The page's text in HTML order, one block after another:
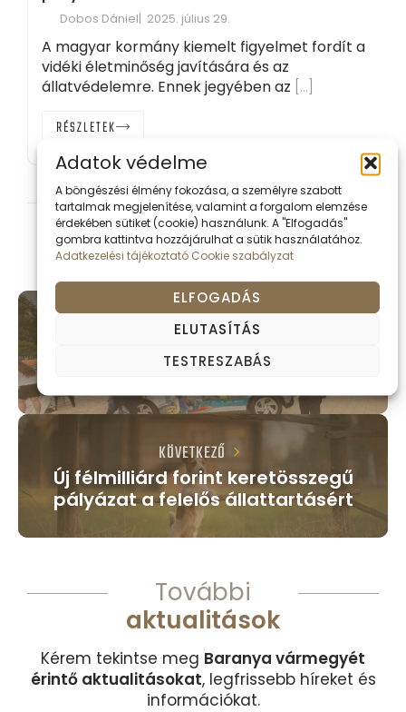
Adatok védelme
A böngészési élmény fokozása, a személyre szabott
tartalmak megjelenítése, valamint a forgalom elemzése
érdekében sütiket (cookie) használunk. A "Elfogadás"
gombra kattintva hozzájárulhat a sütik használatához.
Adatkezelési tájékoztató Cookie szabályzat
ELFOGADÁS
ELUTASÍTÁS
TESTRESZABÁS
Dobos Dániel 2025. július 29.
A magyar kormány kiemelt figyelmet fordít a
vidéki életminőség javítására és az
állatvédelemre. Ennek jegyében az […]
RÉSZLETEK
FACEBOOK
ELŐZŐ
Sikeres Harkányt közösen tudunk
KÖVETKEZŐ
Új félmilliárd forint keretösszegű
pályázat a felelős állattartásért
További
aktualitások
Kérem tekintse meg Baranya vármegyét
érintő aktualitásokat, legfrissebb híreket és
információkat.